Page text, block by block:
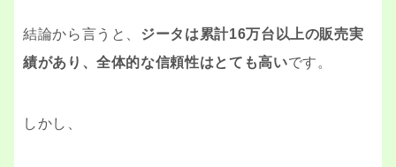
結論から言うと、 ジータは累計16万台以上の販売実
績があり、全体的な信頼性はとても高いです。
しかし、